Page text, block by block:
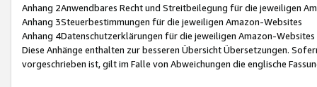
Anhang 2Anwendbares Recht und Streitbeilegung für die jeweiligen
Anhang 3Steuerbestimmungen für die jeweiligen Amazon-Websites
Anhang 4Datenschutzerklärungen für die jeweiligen Amazon-Websites
Diese Anhänge enthalten zur besseren Übersicht Übersetzungen.
vorgeschrieben ist, gilt im Falle von Abweichungen die englische